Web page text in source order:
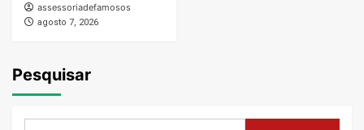
assessoriadefamosos
agosto 7, 2026
Pesquisar